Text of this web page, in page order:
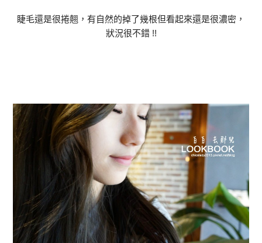
睫毛還是很捲翹，有自然的掉了幾根但看起來還是很濃密，
狀況很不錯 !!